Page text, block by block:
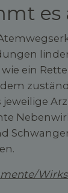
es
ein
jeweilige